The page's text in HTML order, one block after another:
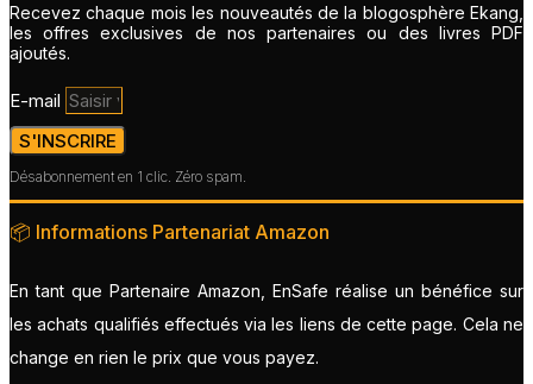
Recevez chaque mois les nouveautés de la blogosphère Ekang,
les offres exclusives de nos partenaires ou des livres PDF
ajoutés.
E-mail
S'INSCRIRE
Désabonnement en 1 clic. Zéro spam.
📦 Informations Partenariat Amazon
En tant que Partenaire Amazon, EnSafe réalise un bénéfice sur
les achats qualifiés effectués via les liens de cette page. Cela ne
change en rien le prix que vous payez.